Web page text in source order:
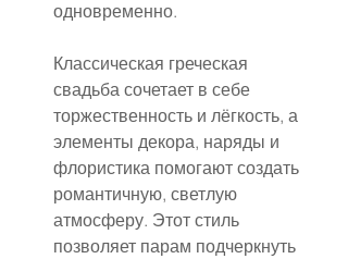
одновременно.
Классическая греческая
свадьба сочетает в себе
торжественность и лёгкость, а
элементы декора, наряды и
флористика помогают создать
романтичную, светлую
атмосферу. Этот стиль
позволяет парам подчеркнуть